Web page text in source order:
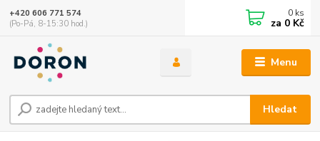
Menu
Hledat
+420 606 771 574
(Po-Pá, 8-15:30 hod.)
0 ks
za 0 Kč